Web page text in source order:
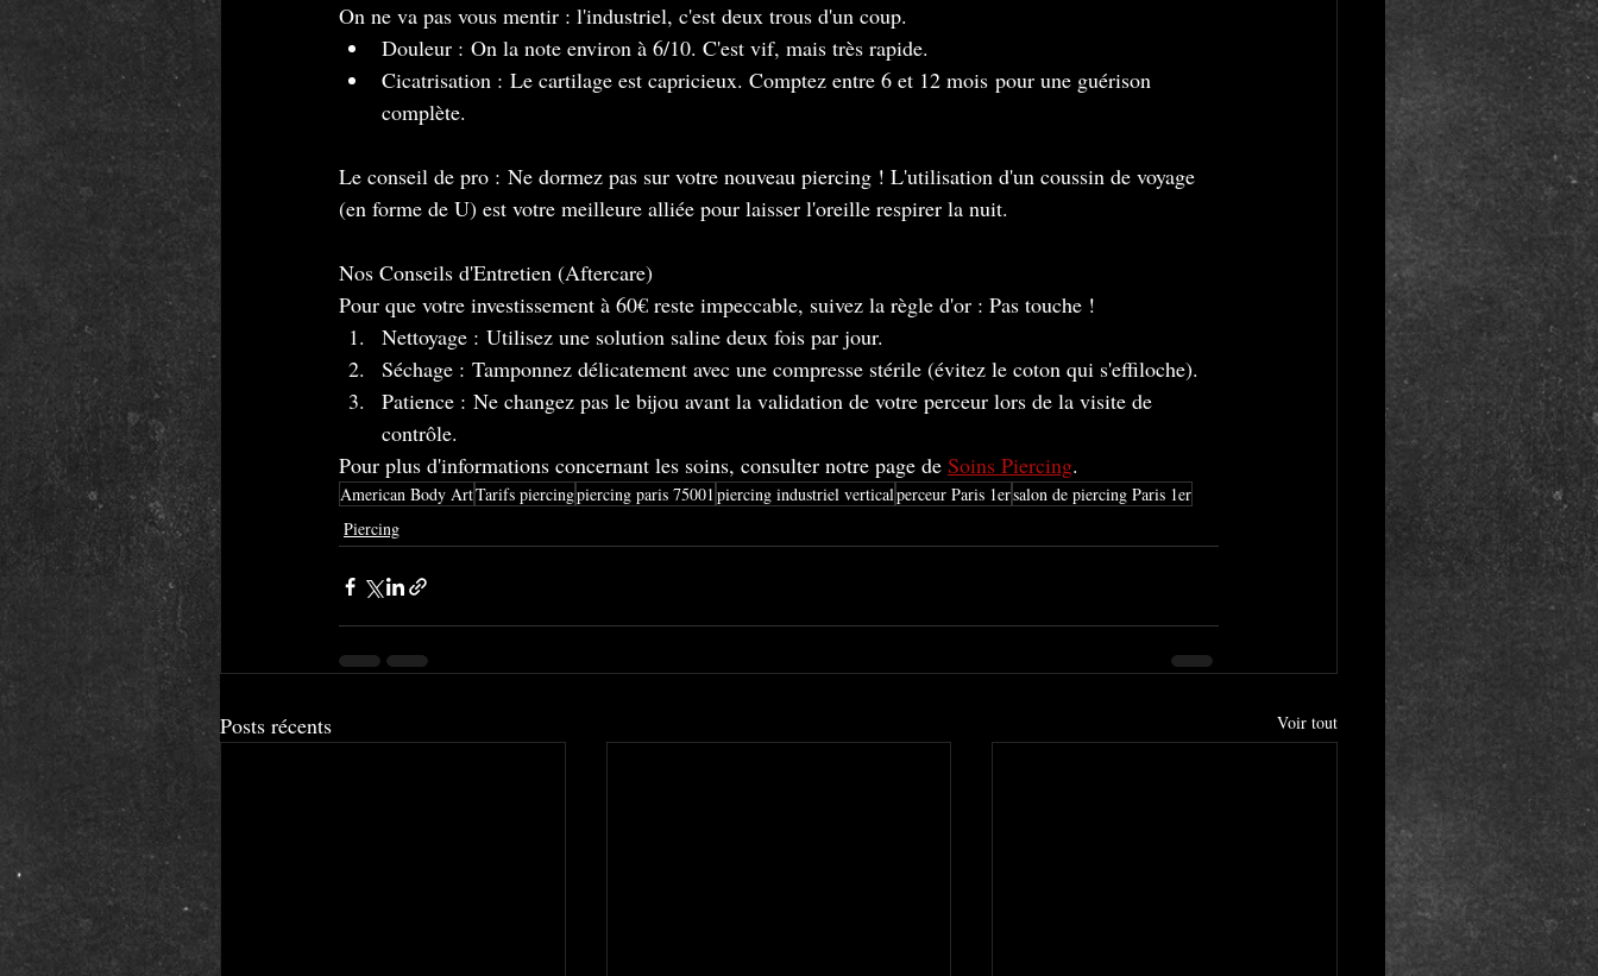
On ne va pas vous mentir : l'industriel, c'est deux trous d'un coup.
Douleur : On la note environ à 6/10. C'est vif, mais très rapide.
Cicatrisation : Le cartilage est capricieux. Comptez entre 6 et 12 mois pour une guérison
complète.
Le conseil de pro : Ne dormez pas sur votre nouveau piercing ! L'utilisation d'un coussin de voyage
(en forme de U) est votre meilleure alliée pour laisser l'oreille respirer la nuit.
Nos Conseils d'Entretien (Aftercare)
Pour que votre investissement à 60€ reste impeccable, suivez la règle d'or : Pas touche !
Nettoyage : Utilisez une solution saline deux fois par jour.
Séchage : Tamponnez délicatement avec une compresse stérile (évitez le coton qui s'effiloche).
Patience : Ne changez pas le bijou avant la validation de votre perceur lors de la visite de
contrôle.
Pour plus d'informations concernant les soins, consulter notre page de Soins Piercing.
American Body ArtTarifs piercingpiercing paris 75001piercing industriel verticalperceur Paris 1ersalon de piercing Paris 1er
Piercing
Posts récents Voir tout